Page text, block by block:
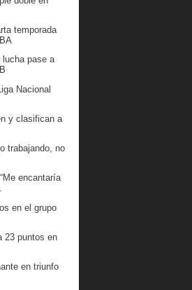
temporada
lucha pase a
Nacional
y clasifican a
trabajando, no
encantaría
en el grupo
23 puntos en
en triunfo